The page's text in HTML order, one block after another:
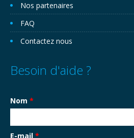
Nos partenaires
FAQ
Contactez nous
Besoin d'aide ?
Nom *
E-mail *